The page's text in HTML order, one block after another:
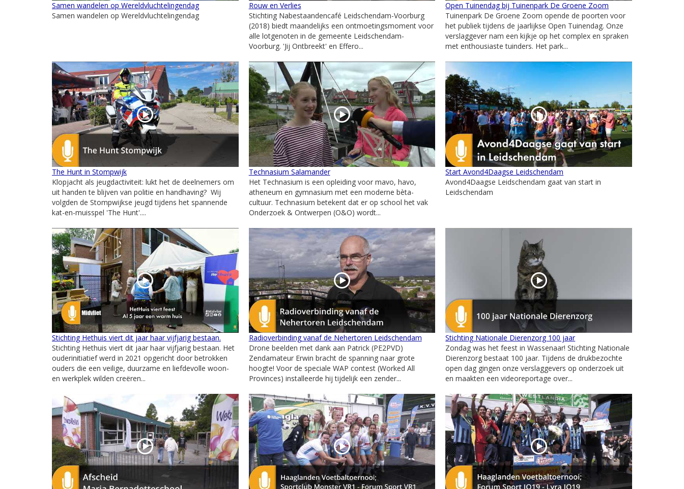
Samen wandelen op Wereldvluchtelingendag
Samen wandelen op Wereldvluchtelingendag
Rouw en Verlies
Stichting Nabestaandencafé Leidschendam-Voorburg
(2018) biedt maandelijks een ontmoetingsmoment voor
alle lotgenoten in de gemeente Leidschendam-
Voorburg. 'Jij Ontbreekt' en Effero...
Open Tuinendag bij Tuinenpark De Groene Zoom
Tuinenpark De Groene Zoom opende de poorten voor
het publiek tijdens de jaarlijkse Open Tuinendag. Onze
verslaggever nam een kijkje op het complex en spraken
met enthousiaste tuinders. Het park...
The Hunt in Stompwijk
Klopjacht als jeugdactiviteit: lukt het de deelnemers om
uit handen te blijven van politie en handhaving? Wij
volgden de Stompwijkse jeugd tijdens het spannende
kat-en-muisspel 'The Hunt'....
Technasium Salamander
Het Technasium is een opleiding voor mavo, havo,
atheneum en gymnasium met een moderne bèta-
cultuur. Technasium betekent dat er op school het vak
Onderzoek & Ontwerpen (O&O) wordt...
Start Avond4Daagse Leidschendam
Avond4Daagse Leidschendam gaat van start in
Leidschendam
Stichting Hethuis viert dit jaar haar vijfjarig bestaan.
Stichting Hethuis viert dit jaar haar vijfjarig bestaan. Het
ouderinitiatief werd in 2021 opgericht door betrokken
ouders die een veilige, duurzame en liefdevolle woon-
en werkplek wilden creëren...
Radioverbinding vanaf de Nehertoren Leidschendam
Drone beelden met dank aan Patrick (PE2PVD)
Zendamateur Erwin bracht de spanning naar grote
hoogte! Voor de speciale WAP contest (Worked All
Provinces) installeerde hij tijdelijk een zender...
Stichting Nationale Dierenzorg 100 jaar
Zondag was het feest in Wassenaar! Stichting Nationale
Dierenzorg bestaat 100 jaar. Tijdens de drukbezochte
open dag gingen onze verslaggevers op onderzoek uit
en maakten een videoreportage over...